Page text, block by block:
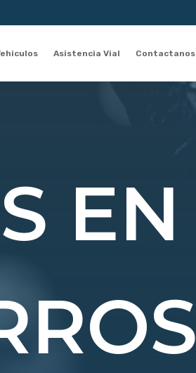
Asistencia Vial Contactanos
EN